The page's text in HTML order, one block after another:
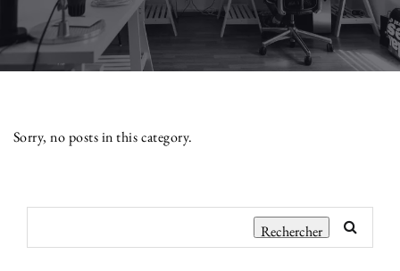
Sorry, no posts in this category.
Rechercher